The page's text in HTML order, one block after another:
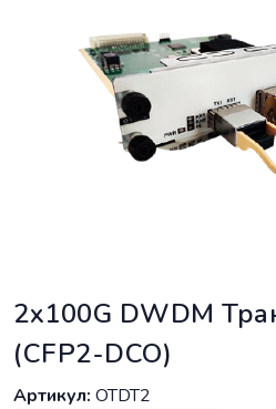
2x100G DWDM
(CFP2-DCO)
Артикул: OTDT2